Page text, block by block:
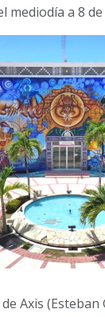
mediodía a 8
Axis